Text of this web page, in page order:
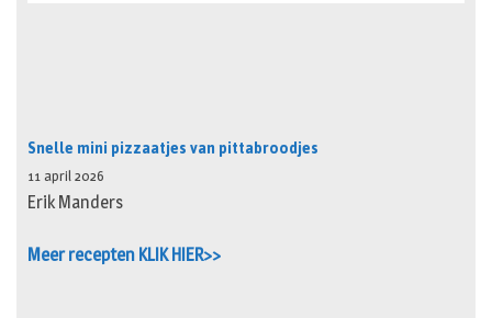
Snelle mini pizzaatjes van pittabroodjes
11 april 2026
Erik Manders
Meer recepten KLIK HIER>>